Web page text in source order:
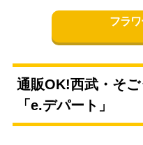
フラ
通販OK!西武・そ
「e.デパート」